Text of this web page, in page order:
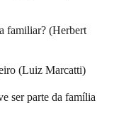
familiar? (Herbert
(Luiz Marcatti)
ser parte da família